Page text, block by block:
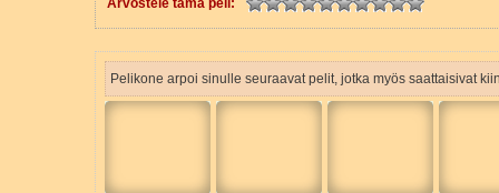
Arvostele tämä peli:
Pelikone arpoi sinulle seuraavat pelit, jotka myös saattaisivat